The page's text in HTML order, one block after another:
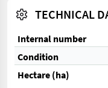
TECHNICAL
Internal number
Condition
Hectare (ha)